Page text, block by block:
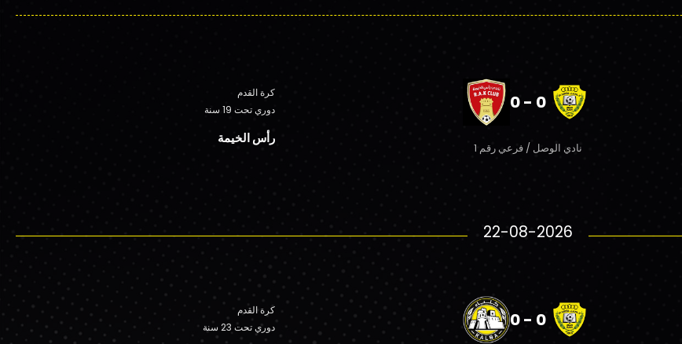
0 - 0
نادي الوصل / فرعي رقم 1
كرة القدم
دوري تحت 19 سنة
رأس الخيمة
22-08-2026
0 - 0
كرة القدم
دوري تحت 23 سنة